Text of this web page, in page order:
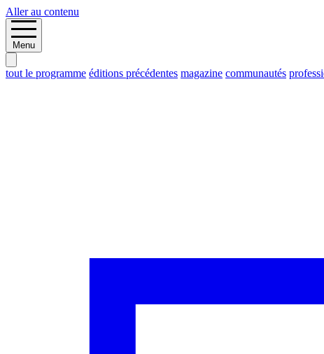
Aller au contenu
Menu
tout le programme éditions précédentes magazine communautés